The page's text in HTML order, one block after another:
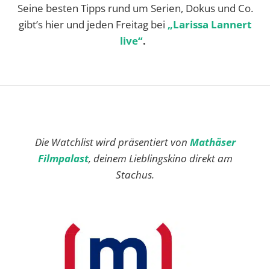
Seine besten Tipps rund um Serien, Dokus und Co.
gibt’s hier und jeden Freitag bei „Larissa Lannert
live“.
Die Watchlist wird präsentiert von Mathäser
Filmpalast, deinem Lieblingskino direkt am
Stachus.